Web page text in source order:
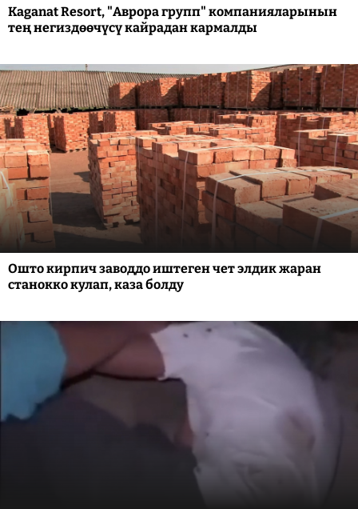
Kaganat Resort, "Аврора групп" компанияларынын
тең негиздөөчүсү кайрадан кармалды
Ошто кирпич заводдо иштеген чет элдик жаран
станокко кулап, каза болду